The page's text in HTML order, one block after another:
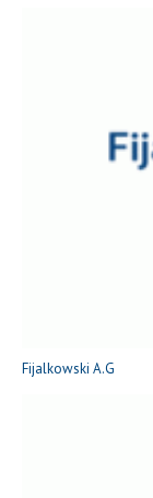
Fijalkowski A.G